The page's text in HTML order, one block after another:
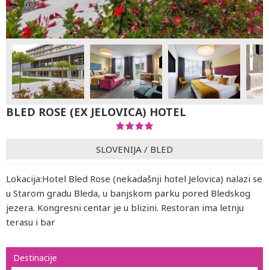
BLED ROSE (EX JELOVICA) HOTEL
SLOVENIJA / BLED
Lokacija:Hotel Bled Rose (nekadašnji hotel Jelovica) nalazi se
u Starom gradu Bleda, u banjskom parku pored Bledskog
jezera. Kongresni centar je u blizini. Restoran ima letnju
terasu i bar
Destinacije